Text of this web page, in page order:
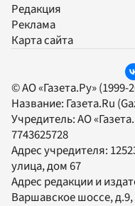
Редакция
Реклама
Карта сайта
© АО «Газета.Ру»
Название: Газета.Ru
Учредитель:АО
7743625728
Адрес учредителя:
улица, дом 67
Адрес редакции и
Варшавское шоссе, д.9,